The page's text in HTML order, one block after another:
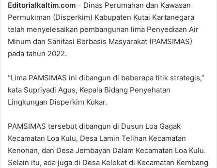
Editorialkaltim.com – Dinas Perumahan dan Kawasan
Permukiman (Disperkim) Kabupaten Kutai Kartanegara
telah menyelesaikan pembangunan lima Penyediaan Air
Minum dan Sanitasi Berbasis Masyarakat (PAMSIMAS)
pada tahun 2022.
“Lima PAMSIMAS ini dibangun di beberapa titik strategis,”
kata Supriyadi Agus, Kepala Bidang Penyehatan
Lingkungan Disperkim Kukar.
PAMSIMAS tersebut dibangun di Dusun Loa Gagak
Kecamatan Loa Kulu, Desa Lamin Telihan Kecamatan
Kenohan, dan Desa Jembayan Dalam Kecamatan Loa Kulu.
Selain itu, ada juga di Desa Kelekat di Kecamatan Kembang